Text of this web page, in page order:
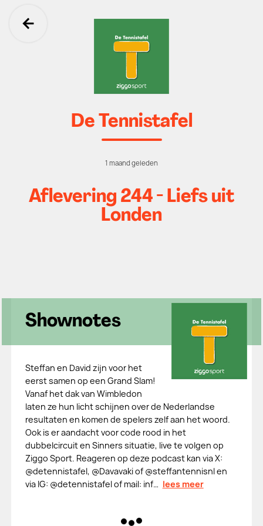
Ga terug
De Tennistafel
1 maand geleden
Aflevering 244 - Liefs uit
Londen
Shownotes
Steffan en David zijn voor het
eerst samen op een Grand Slam!
Vanaf het dak van Wimbledon
laten ze hun licht schijnen over de Nederlandse
resultaten en komen de spelers zelf aan het woord.
Ook is er aandacht voor code rood in het
dubbelcircuit en Sinners situatie, live te volgen op
Ziggo Sport. Reageren op deze podcast kan via X:
@⁠⁠⁠⁠⁠⁠⁠⁠⁠⁠⁠⁠⁠⁠⁠⁠detennistafel⁠⁠⁠⁠⁠⁠⁠⁠⁠⁠⁠⁠⁠⁠⁠⁠, @⁠⁠⁠⁠⁠⁠⁠⁠⁠⁠⁠⁠⁠⁠⁠⁠Davavaki⁠⁠⁠⁠⁠⁠⁠⁠⁠⁠⁠⁠⁠⁠⁠⁠ of @⁠⁠⁠⁠⁠⁠⁠⁠⁠⁠⁠⁠⁠⁠⁠⁠steffantennisnl⁠⁠⁠⁠⁠⁠⁠⁠⁠⁠⁠⁠⁠⁠⁠⁠ en
via IG: @⁠⁠⁠⁠⁠⁠⁠⁠⁠⁠⁠⁠⁠⁠⁠⁠detennistafel⁠⁠⁠⁠⁠⁠⁠⁠⁠⁠⁠⁠⁠⁠⁠⁠ of mail: ⁠⁠⁠⁠⁠⁠⁠⁠⁠⁠⁠⁠⁠⁠⁠⁠inf… lees meer